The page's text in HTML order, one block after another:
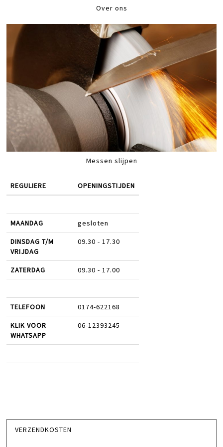
Over ons
Messen slijpen
REGULIERE OPENINGSTIJDEN
MAANDAG gesloten
DINSDAG T/M
VRIJDAG
09.30 - 17.30
ZATERDAG 09.30 - 17.00
TELEFOON 0174-622168
KLIK VOOR
WHATSAPP
06-12393245
VERZENDKOSTEN